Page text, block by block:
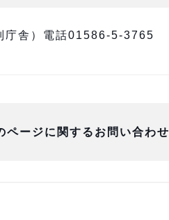
庁舎）電話01586-5-3765
ページに関するお問い合わせ